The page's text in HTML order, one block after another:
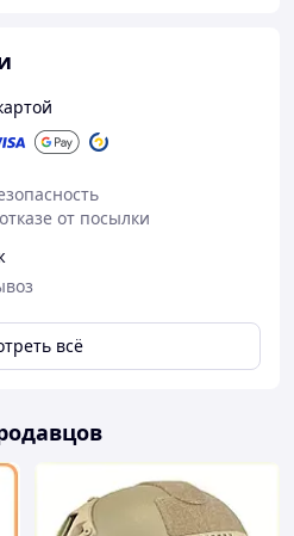
от посылки
всё